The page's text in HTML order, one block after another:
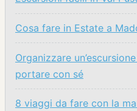
Cosa fare in Estate a
Organizzare
portare con sé
8 viaggi da fare con la